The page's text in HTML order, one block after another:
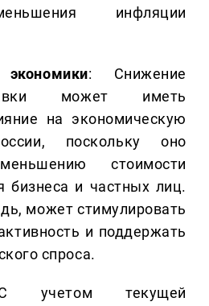
инфляции
: Снижение
может иметь
на экономическую
поскольку оно
стоимости
бизнеса и частных лиц.
может стимулировать
и поддержать
спроса.
текущей